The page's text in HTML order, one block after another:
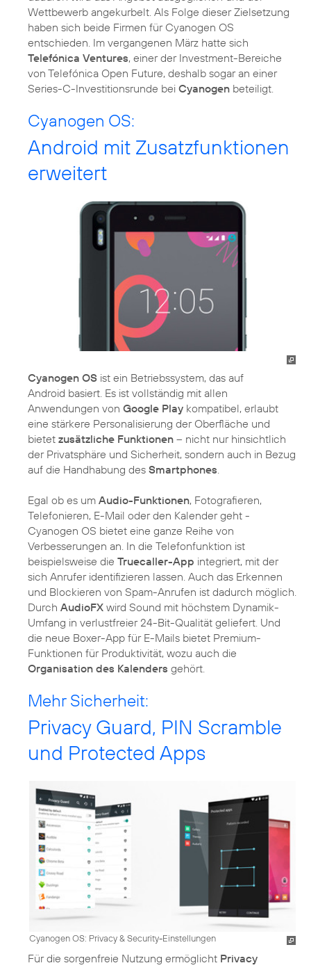
Wettbewerb angekurbelt. Als Folge dieser Zielsetzung
haben sich beide Firmen für Cyanogen OS
entschieden. Im vergangenen März hatte sich
Telefónica Ventures, einer der Investment-Bereiche
von Telefónica Open Future, deshalb sogar an einer
Series-C-Investitionsrunde bei Cyanogen beteiligt.
Cyanogen OS:
Android mit Zusatzfunktionen
erweitert
Cyanogen OS ist ein Betriebssystem, das auf
Android basiert. Es ist vollständig mit allen
Anwendungen von Google Play kompatibel, erlaubt
eine stärkere Personalisierung der Oberfläche und
bietet zusätzliche Funktionen – nicht nur hinsichtlich
der Privatsphäre und Sicherheit, sondern auch in Bezug
auf die Handhabung des Smartphones.
Egal ob es um Audio-Funktionen, Fotografieren,
Telefonieren, E-Mail oder den Kalender geht -
Cyanogen OS bietet eine ganze Reihe von
Verbesserungen an. In die Telefonfunktion ist
beispielsweise die Truecaller-App integriert, mit der
sich Anrufer identifizieren lassen. Auch das Erkennen
und Blockieren von Spam-Anrufen ist dadurch möglich.
Durch AudioFX wird Sound mit höchstem Dynamik-
Umfang in verlustfreier 24-Bit-Qualität geliefert. Und
die neue Boxer-App für E-Mails bietet Premium-
Funktionen für Produktivität, wozu auch die
Organisation des Kalenders gehört.
Mehr Sicherheit:
Privacy Guard, PIN Scramble
und Protected Apps
Cyanogen OS: Privacy & Security-Einstellungen
Für die sorgenfreie Nutzung ermöglicht Privacy